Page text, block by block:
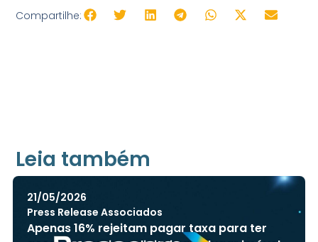
Compartilhe:
Leia também
21/05/2026
Press Release Associados
Apenas 16% rejeitam pagar taxa para ter